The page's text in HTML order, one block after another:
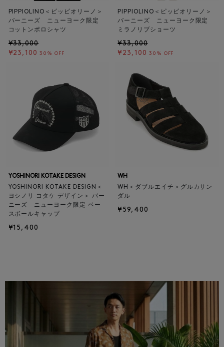
PIPPIOLINO＜ピッピオリーノ＞
バーニーズ ニューヨーク限定
コットンポロシャツ
¥33,000
¥23,100 30% OFF
PIPPIOLINO＜ピッピオリーノ＞
バーニーズ ニューヨーク限定
ミラノリブショーツ
¥33,000
¥23,100 30% OFF
YOSHINORI KOTAKE DESIGN
YOSHINORI KOTAKE DESIGN＜
ヨシノリ コタケ デザイン＞ バー
ニーズ ニューヨーク限定 ベー
スボールキャップ
¥15,400
WH
WH＜ダブルエイチ＞グルカサン
ダル
¥59,400